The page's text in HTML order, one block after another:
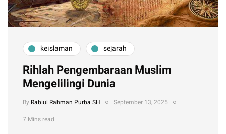
keislaman sejarah
Rihlah Pengembaraan Muslim
Mengelilingi Dunia
By Rabiul Rahman Purba SH
September 13, 2025
7 Mins read